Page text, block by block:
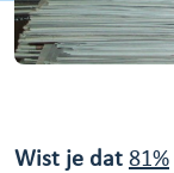
Wist je dat 81%